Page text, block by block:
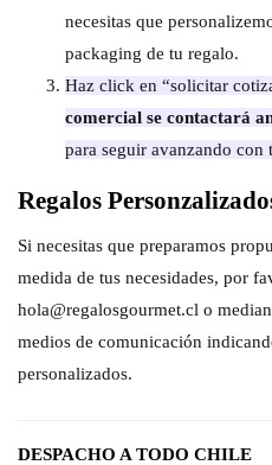
necesitas que
packaging de tu regalo.
Haz click en “solicitar
comercial se contactará
para seguir avanzando con
Regalos
Si necesitas que preparamos
medida de tus necesidades, por
hola@regalosgourmet.cl o
medios de comunicación
personalizados.
DESPACHO A TODO CHILE